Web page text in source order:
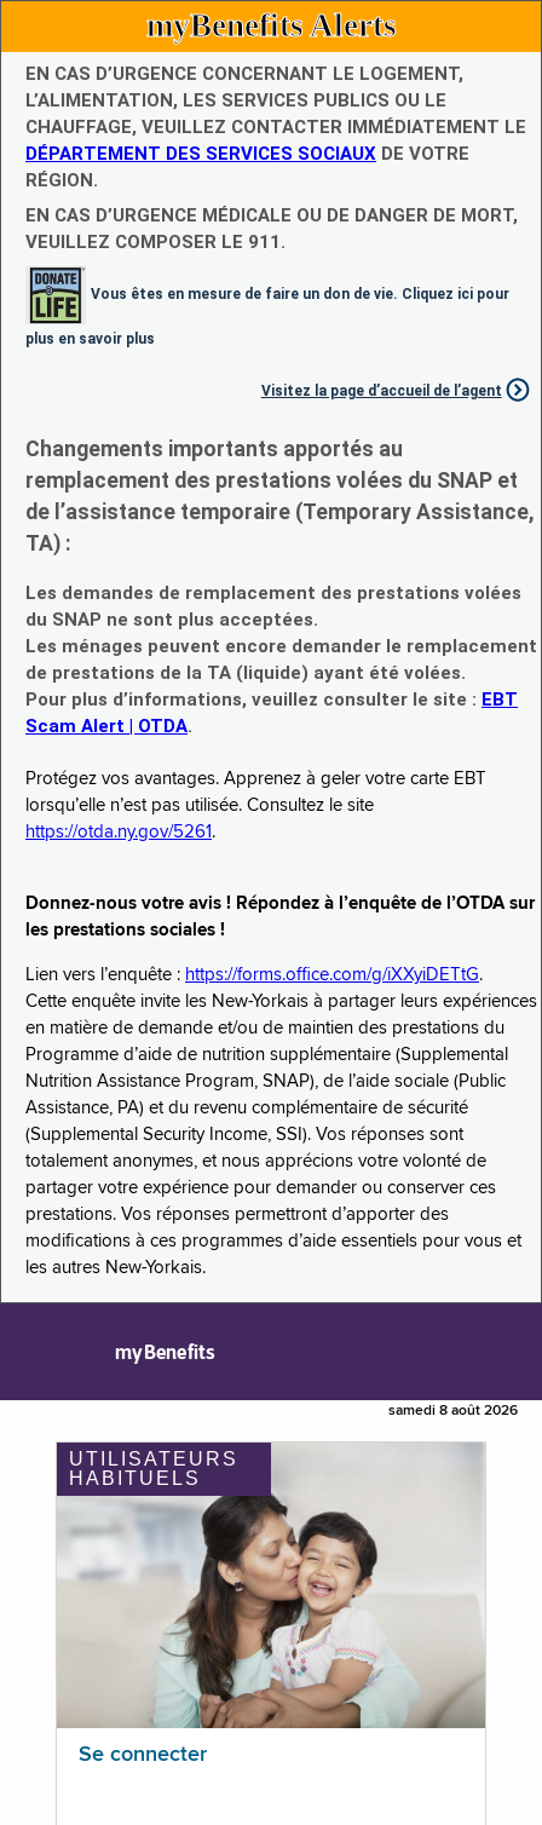
myBenefits Alerts
EN CAS D’URGENCE CONCERNANT LE LOGEMENT,
L’ALIMENTATION, LES SERVICES PUBLICS OU LE
CHAUFFAGE, VEUILLEZ CONTACTER IMMÉDIATEMENT LE
DÉPARTEMENT DES SERVICES SOCIAUX DE VOTRE
RÉGION.
EN CAS D’URGENCE MÉDICALE OU DE DANGER DE MORT,
VEUILLEZ COMPOSER LE 911.
Vous êtes en mesure de faire un don de vie. Cliquez ici pour
plus en savoir plus
Visitez la page d’accueil de l’agent
Changements importants apportés au
remplacement des prestations volées du SNAP et
de l’assistance temporaire (Temporary Assistance,
TA) :
Les demandes de remplacement des prestations volées
du SNAP ne sont plus acceptées.
Les ménages peuvent encore demander le remplacement
de prestations de la TA (liquide) ayant été volées.
Pour plus d’informations, veuillez consulter le site : EBT
Scam Alert | OTDA.
Protégez vos avantages. Apprenez à geler votre carte EBT
lorsqu’elle n’est pas utilisée. Consultez le site
https://otda.ny.gov/5261 .
Donnez-nous votre avis ! Répondez à l’enquête de l’OTDA sur
les prestations sociales !
Lien vers l’enquête : https://forms.office.com/g/iXXyiDETtG.
Cette enquête invite les New-Yorkais à partager leurs expériences
en matière de demande et/ou de maintien des prestations du
Programme d’aide de nutrition supplémentaire (Supplemental
Nutrition Assistance Program, SNAP), de l’aide sociale (Public
Assistance, PA) et du revenu complémentaire de sécurité
(Supplemental Security Income, SSI). Vos réponses sont
totalement anonymes, et nous apprécions votre volonté de
partager votre expérience pour demander ou conserver ces
prestations. Vos réponses permettront d’apporter des
modifications à ces programmes d’aide essentiels pour vous et
les autres New-Yorkais.
myBenefits
samedi 8 août 2026
UTILISATEURS
HABITUELS
Se connecter